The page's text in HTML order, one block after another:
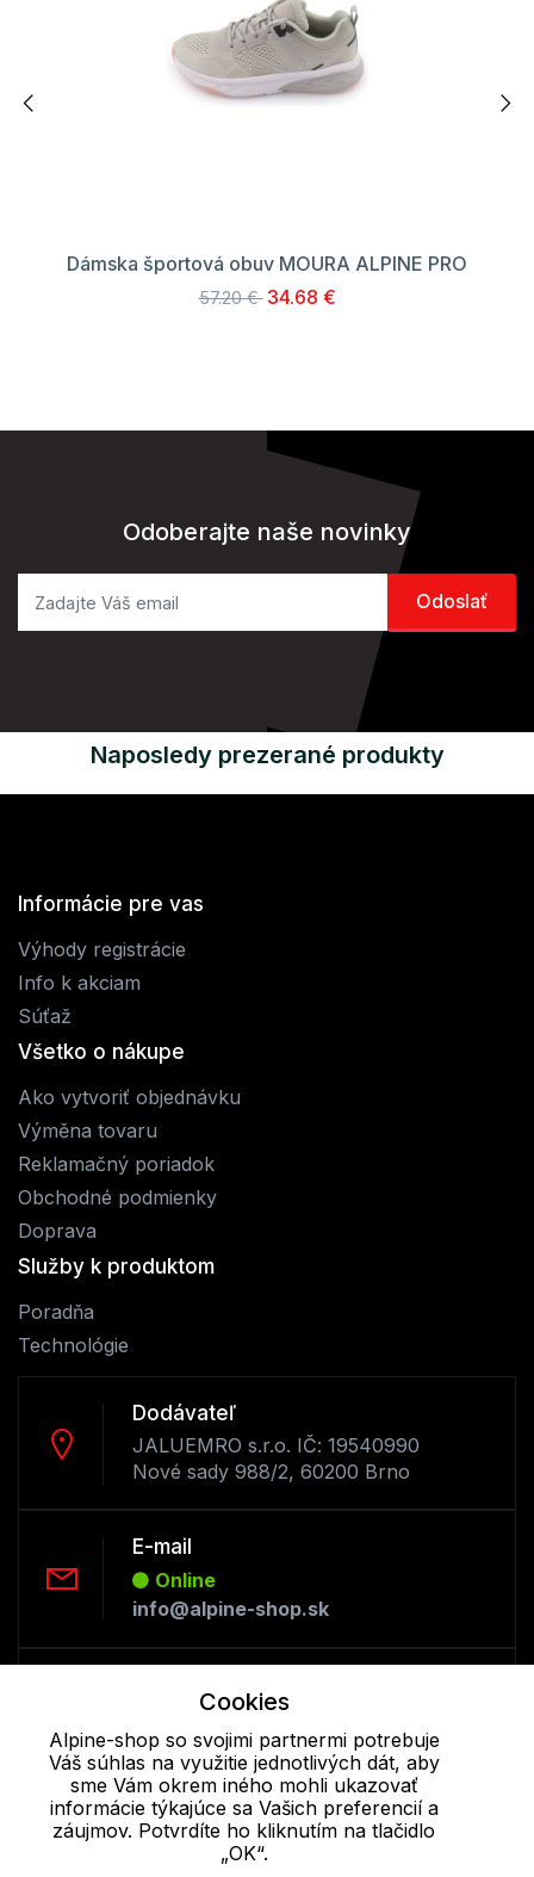
Dámska športová obuv MOURA ALPINE PRO
57.20 € 34.68 €
Odoberajte naše novinky
Naposledy prezerané produkty
Informácie pre vas
Výhody registrácie
Info k akciam
Súťaž
Všetko o nákupe
Ako vytvoriť objednávku
Výměna tovaru
Reklamačný poriadok
Obchodné podmienky
Doprava
Služby k produktom
Poradňa
Technológie
Dodávateľ
JALUEMRO s.r.o. IČ: 19540990
Nové sady 988/2, 60200 Brno
E-mail
Online
info@alpine-shop.sk
Offline
+421 277 270 053
Cookie - podrobné nastavenie| Ďalšie informácie|Spracovanie
osobných údajov
Cookies
Alpine-shop so svojimi partnermi potrebuje
Váš súhlas na využitie jednotlivých dát, aby
sme Vám okrem iného mohli ukazovať
informácie týkajúce sa Vašich preferencií a
záujmov. Potvrdíte ho kliknutím na tlačidlo
„OK“.